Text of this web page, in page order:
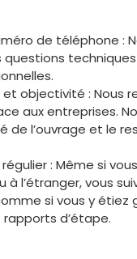
de téléphone :
questions
objectivité : Nous
aux entreprises.
de l’ouvrage et le
: Même si
à l’étranger, vous
si vous y étiez
d’étape.